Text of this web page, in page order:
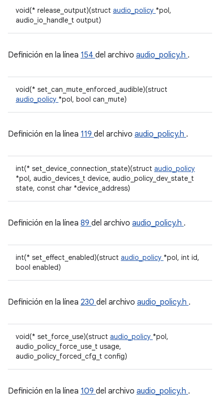
void(* release_output)(struct audio_policy *pol,
audio_io_handle_t output)
Definición en la línea 154 del archivo audio_policy.h .
void(* set_can_mute_enforced_audible)(struct
audio_policy *pol, bool can_mute)
Definición en la línea 119 del archivo audio_policy.h .
int(* set_device_connection_state)(struct audio_policy
*pol, audio_devices_t device, audio_policy_dev_state_t
state, const char *device_address)
Definición en la línea 89 del archivo audio_policy.h .
int(* set_effect_enabled)(struct audio_policy *pol, int id,
bool enabled)
Definición en la línea 230 del archivo audio_policy.h .
void(* set_force_use)(struct audio_policy *pol,
audio_policy_force_use_t usage,
audio_policy_forced_cfg_t config)
Definición en la línea 109 del archivo audio_policy.h .